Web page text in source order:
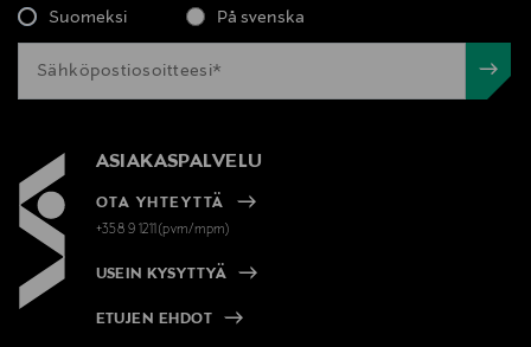
Suomeksi På svenska
ASIAKASPALVELU
OTA YHTEYTTÄ
+358 9 1211(pvm/mpm)
USEIN KYSYTTYÄ
ETUJEN EHDOT